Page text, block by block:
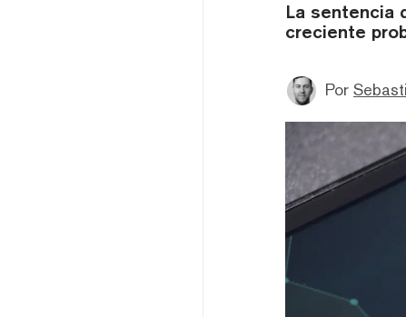
La sentencia
creciente
Por